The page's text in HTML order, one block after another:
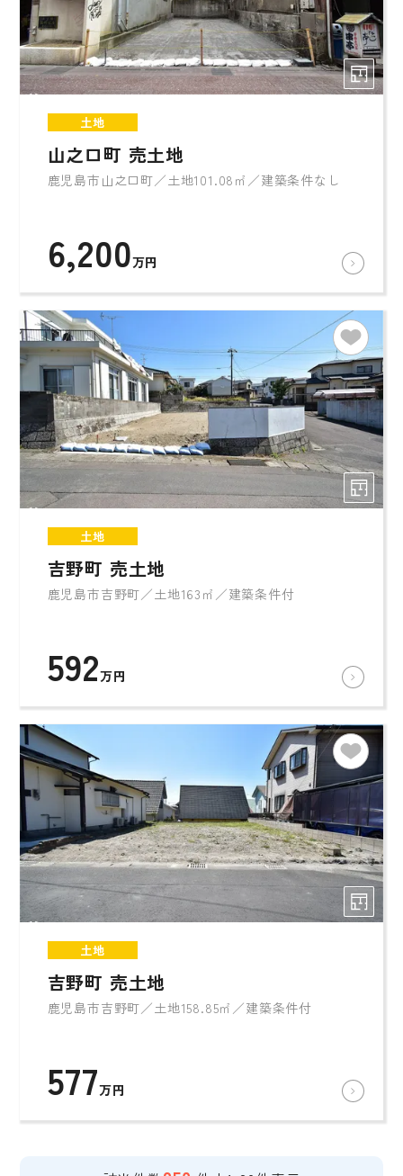
土地
山之口町 売土地
鹿児島市山之口町／土地101.08㎡／建築条件なし
6,200万円
土地
吉野町 売土地
鹿児島市吉野町／土地163㎡／建築条件付
592万円
土地
吉野町 売土地
鹿児島市吉野町／土地158.85㎡／建築条件付
577万円